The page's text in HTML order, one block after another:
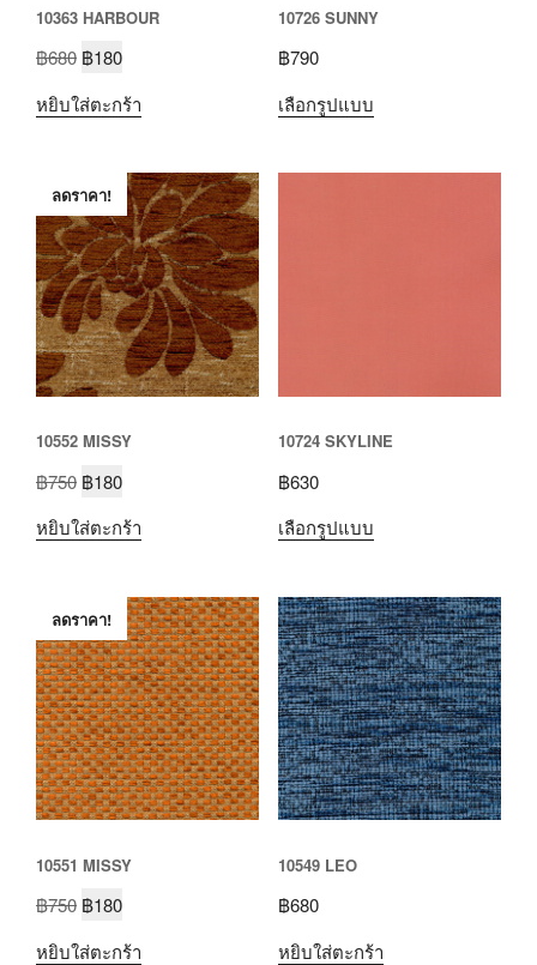
10363 HARBOUR
฿680 ฿180
หยิบใส่ตะกร้า
10726 SUNNY
฿790
เลือกรูปแบบ
ลดราคา!
10552 MISSY
฿750 ฿180
หยิบใส่ตะกร้า
10724 SKYLINE
฿630
เลือกรูปแบบ
ลดราคา!
10551 MISSY
฿750 ฿180
หยิบใส่ตะกร้า
10549 LEO
฿680
หยิบใส่ตะกร้า